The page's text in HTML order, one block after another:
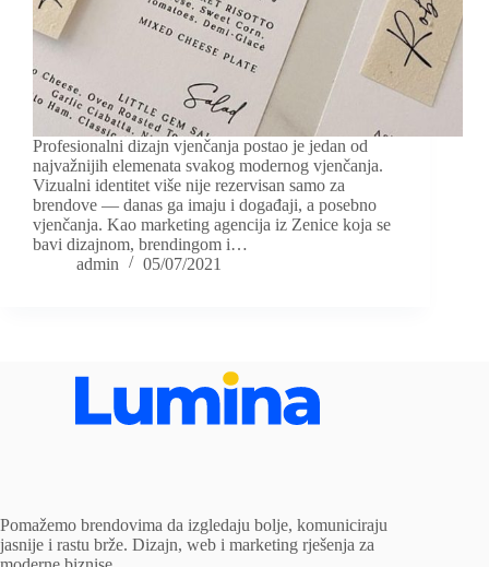
Profesionalni dizajn vjenčanja postao je jedan od
najvažnijih elemenata svakog modernog vjenčanja.
Vizualni identitet više nije rezervisan samo za
brendove — danas ga imaju i događaji, a posebno
vjenčanja. Kao marketing agencija iz Zenice koja se
bavi dizajnom, brendingom i…
admin
05/07/2021
Pomažemo brendovima da izgledaju bolje, komuniciraju
jasnije i rastu brže. Dizajn, web i marketing rješenja za